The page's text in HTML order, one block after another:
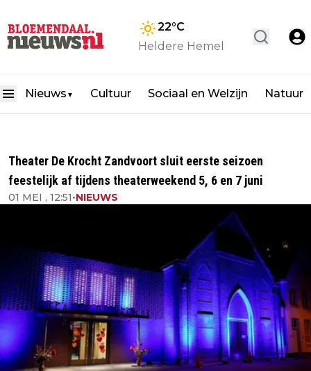
22°C
Heldere Hemel
Nieuws ▼ Cultuur Sociaal en Welzijn Natuur
Theater De Krocht Zandvoort sluit eerste seizoen
feestelijk af tijdens theaterweekend 5, 6 en 7 juni
01 MEI , 12:51•NIEUWS